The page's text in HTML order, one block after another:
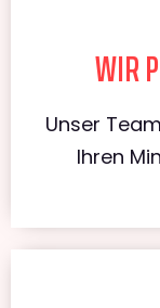
WIR
Unser
Ihren